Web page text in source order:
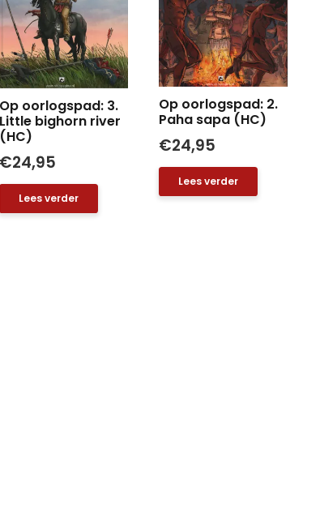
Op oorlogspad: 3.
Little bighorn river
(HC)
€24,95
Lees verder
Op oorlogspad: 2.
Paha sapa (HC)
€24,95
Lees verder